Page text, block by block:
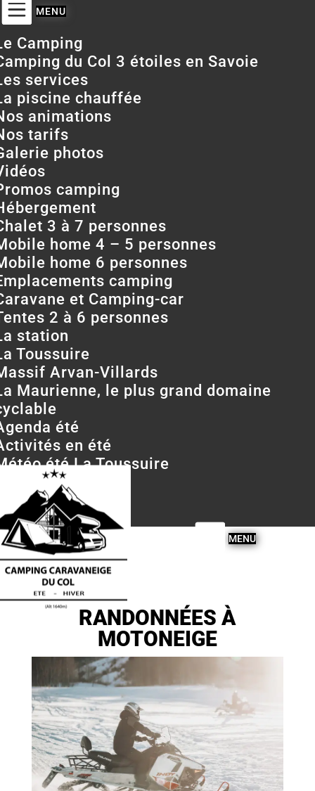
Camping
du Col 3 étoiles en Savoie
services
piscine chauffée
animations
tarifs
photos
camping
3 à 7 personnes
home 4 – 5 personnes
home 6 personnes
camping
et Camping-car
2 à 6 personnes
station
Toussuire
Arvan-Villards
Maurienne, le plus grand domaine
été
en été
été La Toussuire
été
nous
RANDONNÉES À
MOTONEIGE